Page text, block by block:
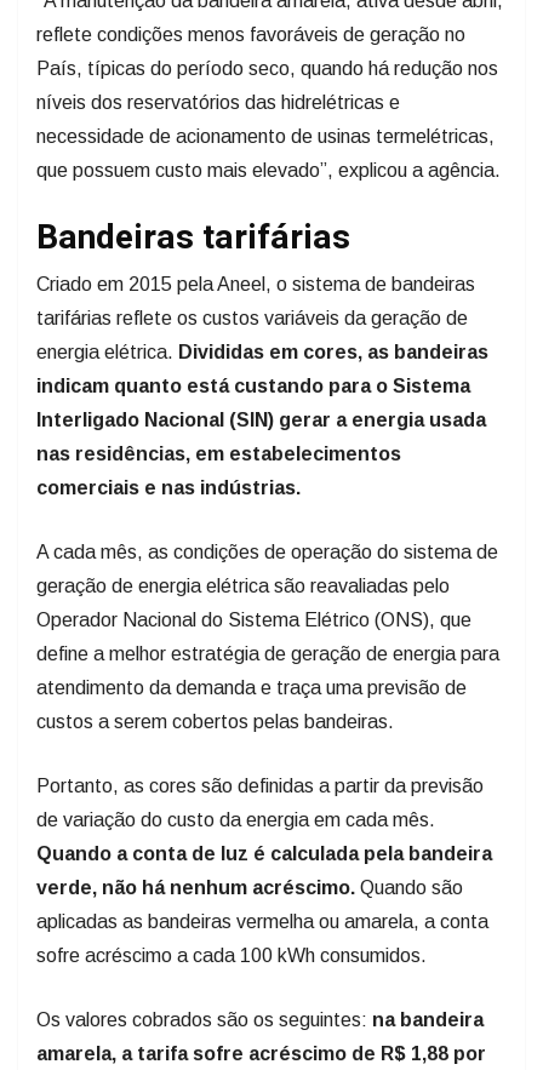
reflete condições menos favoráveis de geração no
País, típicas do período seco, quando há redução nos
níveis dos reservatórios das hidrelétricas e
necessidade de acionamento de usinas termelétricas,
que possuem custo mais elevado”, explicou a agência.
Bandeiras tarifárias
Criado em 2015 pela Aneel, o sistema de bandeiras
tarifárias reflete os custos variáveis da geração de
energia elétrica. Divididas em cores, as bandeiras
indicam quanto está custando para o Sistema
Interligado Nacional (SIN) gerar a energia usada
nas residências, em estabelecimentos
comerciais e nas indústrias.
A cada mês, as condições de operação do sistema de
geração de energia elétrica são reavaliadas pelo
Operador Nacional do Sistema Elétrico (ONS), que
define a melhor estratégia de geração de energia para
atendimento da demanda e traça uma previsão de
custos a serem cobertos pelas bandeiras.
Portanto, as cores são definidas a partir da previsão
de variação do custo da energia em cada mês.
Quando a conta de luz é calculada pela bandeira
verde, não há nenhum acréscimo. Quando são
aplicadas as bandeiras vermelha ou amarela, a conta
sofre acréscimo a cada 100 kWh consumidos.
Os valores cobrados são os seguintes: na bandeira
amarela, a tarifa sofre acréscimo de R$ 1,88 por